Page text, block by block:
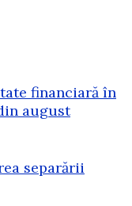
financiară în
august
separării